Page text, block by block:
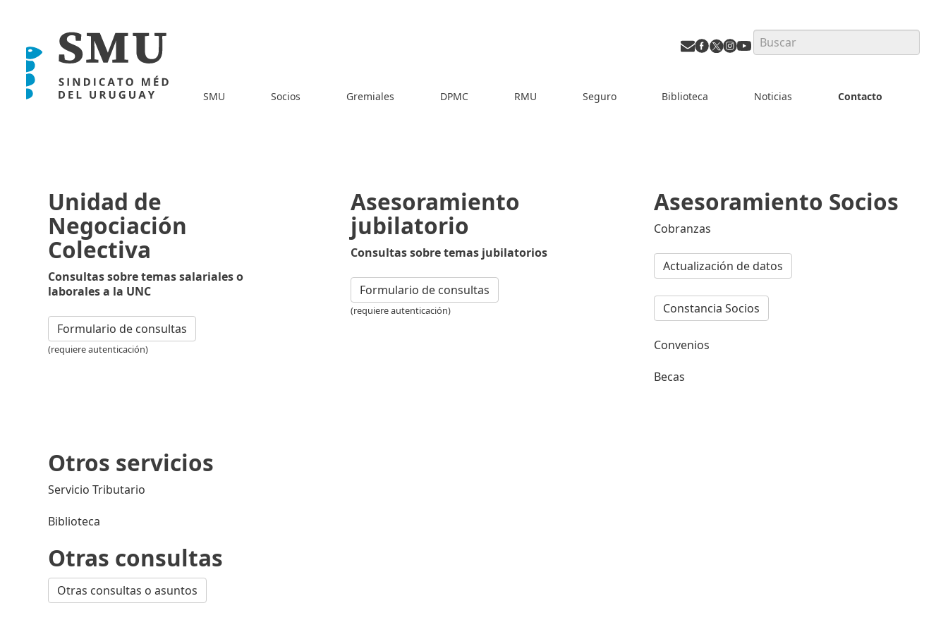
Search
SMU Socios Gremiales DPMC RMU Seguro Biblioteca Noticias Contacto
Unidad de
Negociación
Colectiva
Consultas sobre temas salariales o
laborales a la UNC
Formulario de consultas
(requiere autenticación)
Asesoramiento
jubilatorio
Consultas sobre temas jubilatorios
Formulario de consultas
(requiere autenticación)
Asesoramiento Socios
Cobranzas
Actualización de datos
Constancia Socios
Convenios
Becas
Otros servicios
Servicio Tributario
Biblioteca
Otras consultas
Otras consultas o asuntos